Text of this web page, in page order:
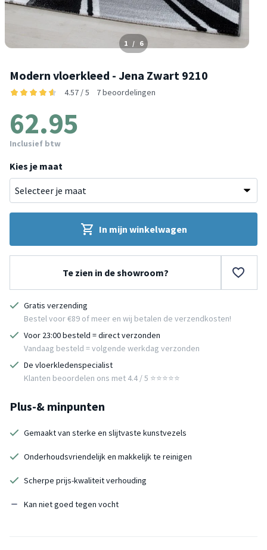
1 / 6
Modern vloerkleed - Jena Zwart 9210
4.57 / 5 7 beoordelingen
62.95
Inclusief btw
Kies je maat
In mijn winkelwagen
Te zien in de showroom?
Gratis verzending
Bestel voor €89 of meer en wij betalen de verzendkosten!
Voor 23:00 besteld = direct verzonden
Vandaag besteld = volgende werkdag verzonden
De vloerkledenspecialist
Klanten beoordelen ons met 4.4 / 5 ⭐⭐⭐⭐⭐
Plus-& minpunten
Gemaakt van sterke en slijtvaste kunstvezels
Onderhoudsvriendelijk en makkelijk te reinigen
Scherpe prijs-kwaliteit verhouding
Kan niet goed tegen vocht